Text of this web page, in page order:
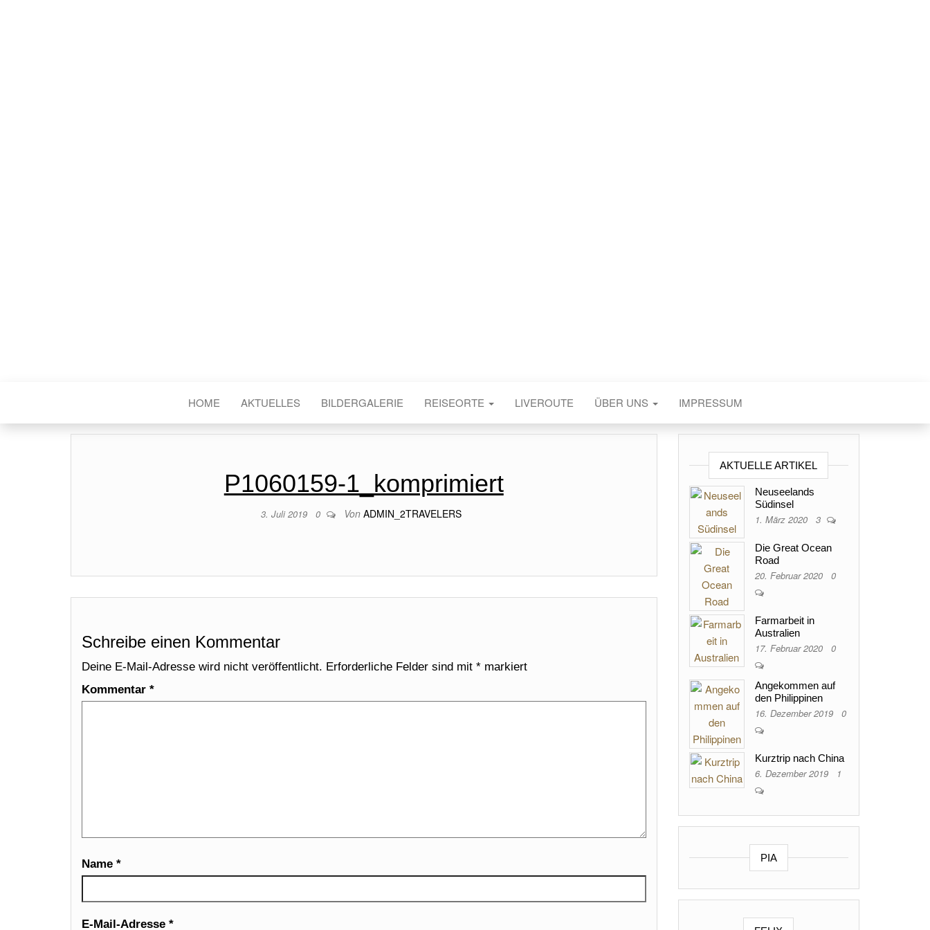
HOME AKTUELLES BILDERGALERIE REISEORTE LIVEROUTE ÜBER UNS IMPRESSUM
P1060159-1_komprimiert
3. Juli 2019 0 Von ADMIN_2TRAVELERS
Schreibe einen Kommentar
Deine E-Mail-Adresse wird nicht veröffentlicht. Erforderliche Felder sind mit * markiert
Kommentar *
Name *
E-Mail-Adresse *
AKTUELLE ARTIKEL
Neuseelands
Südinsel
1. März 2020 3
Die Great Ocean
Road
20. Februar 2020 0
Farmarbeit in
Australien
17. Februar 2020 0
Angekommen auf
den Philippinen
16. Dezember 2019 0
Kurztrip nach China
6. Dezember 2019 1
PIA